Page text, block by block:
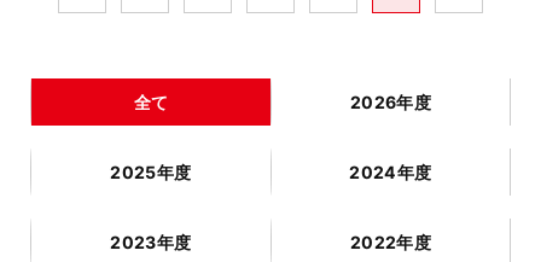
全て 2026年度
2025年度 2024年度
2023年度 2022年度